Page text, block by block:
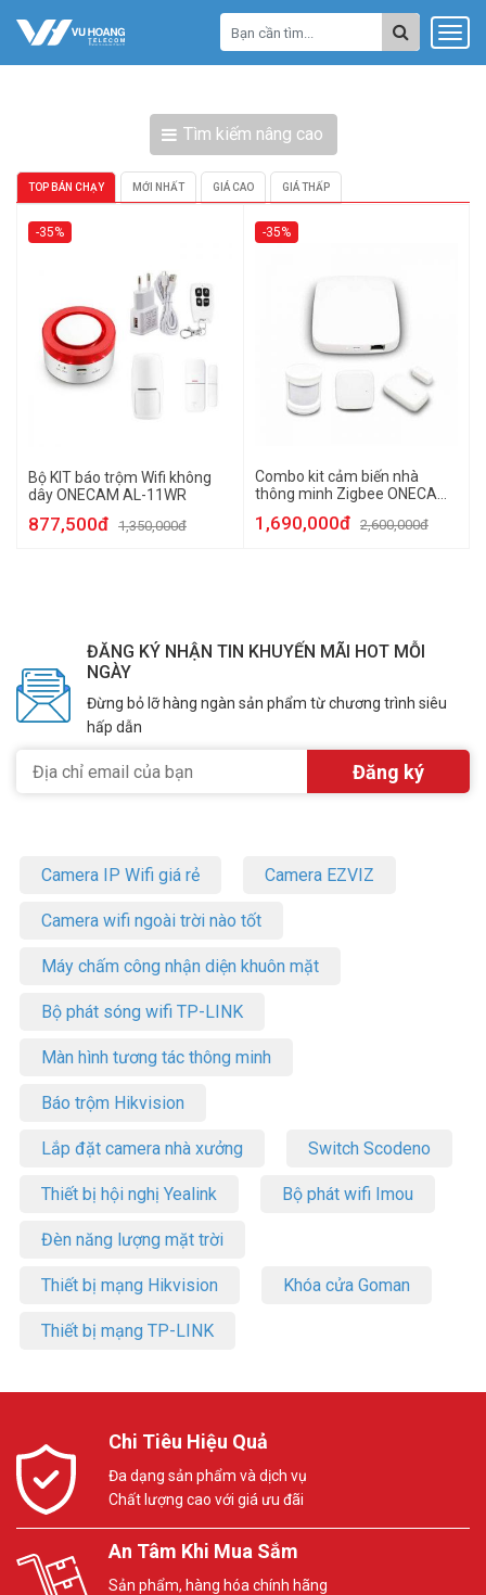
Tìm kiếm nâng cao
TOP BÁN CHẠY MỚI NHẤT GIÁ CAO GIÁ THẤP
-35%
Bộ KIT báo trộm Wifi không
dây ONECAM AL-11WR
877,500đ 1,350,000đ
-35%
Combo kit cảm biến nhà
thông minh Zigbee ONECAM
1,690,000đ 2,600,000đ
ĐĂNG KÝ NHẬN TIN KHUYẾN MÃI HOT MỖI
NGÀY
Đừng bỏ lỡ hàng ngàn sản phẩm từ chương trình siêu
hấp dẫn
Camera IP Wifi giá rẻ Camera EZVIZ
Camera wifi ngoài trời nào tốt
Máy chấm công nhận diện khuôn mặt
Bộ phát sóng wifi TP-LINK
Màn hình tương tác thông minh
Báo trộm Hikvision
Lắp đặt camera nhà xưởng Switch Scodeno
Thiết bị hội nghị Yealink Bộ phát wifi Imou
Đèn năng lượng mặt trời
Thiết bị mạng Hikvision Khóa cửa Goman
Thiết bị mạng TP-LINK
Chi Tiêu Hiệu Quả
Đa dạng sản phẩm và dịch vụ
Chất lượng cao với giá ưu đãi
An Tâm Khi Mua Sắm
Sản phẩm, hàng hóa chính hãng